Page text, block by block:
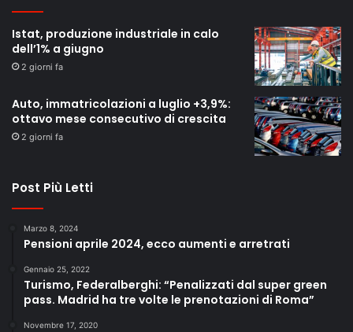
Istat, produzione industriale in calo
dell’1% a giugno
2 giorni fa
Auto, immatricolazioni a luglio +3,9%:
ottavo mese consecutivo di crescita
2 giorni fa
Post Più Letti
Marzo 8, 2024
Pensioni aprile 2024, ecco aumenti e arretrati
Gennaio 25, 2022
Turismo, Federalberghi: “Penalizzati dal super green
pass. Madrid ha tre volte le prenotazioni di Roma”
Novembre 17, 2020